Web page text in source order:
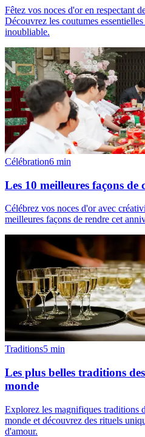
Fêtez vos noces d'or en respectant
Découvrez les coutumes
inoubliable.
Célébration6 min
Les 10 meilleures façons de
Célébrez vos noces d'or avec
meilleures façons de rendre cet
Traditions5 min
Les plus belles traditions
monde
Explorez les magnifiques traditions
monde et découvrez des rituels
d'amour.